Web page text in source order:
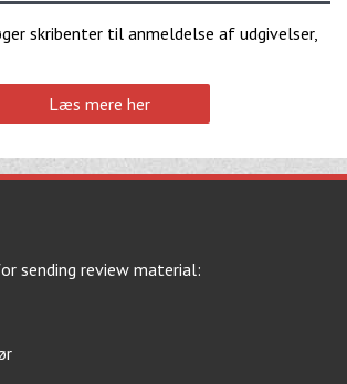
skribenter til anmeldelse af udgivelser,
Læs mere her
sending review material: